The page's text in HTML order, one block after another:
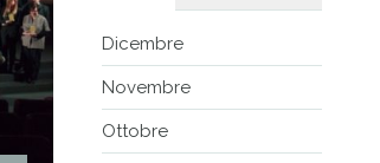
Dicembre
Novembre
Ottobre